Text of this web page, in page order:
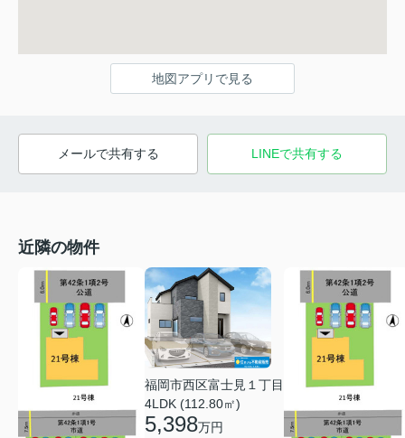
地図アプリで見る
メールで共有する LINEで共有する
近隣の物件
福岡市西区富士見１丁目
4LDK (112.80㎡)
5,398万円